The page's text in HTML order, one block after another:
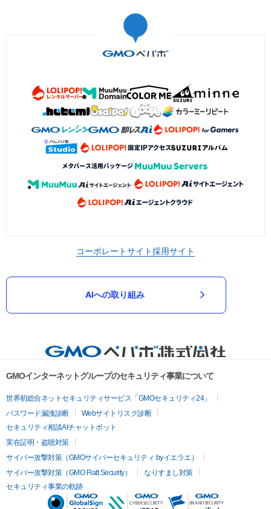
コーポレートサイト採用サイト
AIへの取り組み
GMOインターネットグループのセキュリティ事業について
世界初総合ネットセキュリティサービス「GMOセキュリティ24」
パスワード漏洩診断
Webサイトリスク診断
セキュリティ相談AIチャットボット
実在証明・盗聴対策
サイバー攻撃対策（GMOサイバーセキュリティ byイエラエ）
サイバー攻撃対策（GMO Flatt Security）
なりすまし対策
セキュリティ事業の軌跡